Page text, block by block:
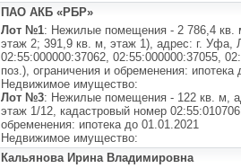
ПАО АКБ «РБР»
Лот №1: Нежилые помещения - 2 786,4 кв.
этаж 2; 391,9 кв. м, этаж 1), адрес: г. Уфа,
02:55:000000:37062, 02:55:000000:37055,
поз.), ограничения и обременения: ипотека
Недвижимое имущество:
Лот №3: Нежилые помещения - 122 кв. м,
этаж 1/12, кадастровый номер
обременения: ипотека до 01.01.2021
Недвижимое имущество:
Кальянова Ирина Владимировна